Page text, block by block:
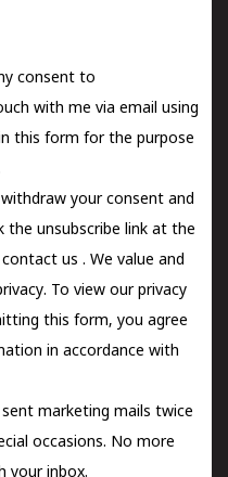
consent to
with me via email using
this form for the purpose
your consent and
the unsubscribe link at the
contact us . We value and
To view our privacy
this form, you agree
in accordance with
sent marketing mails twice
occasions. No more
your inbox.